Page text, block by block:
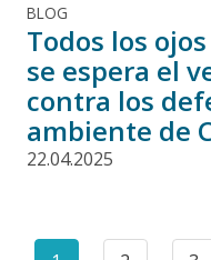
BLOG
Todos los
se espera el
contra los
ambiente de
22.04.2025
Paginación